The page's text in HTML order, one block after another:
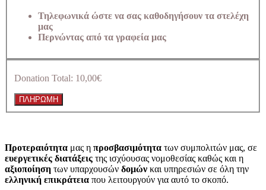
Τηλεφωνικά ώστε να σας καθοδηγήσουν τα στελέχη
μας
Περνώντας από τα γραφεία μας
Donation Total: 10,00€
Προτεραιότητα μας η προσβασιμότητα των συμπολιτών μας, σε
ευεργετικές διατάξεις της ισχύουσας νομοθεσίας καθώς και η
αξιοποίηση των υπαρχουσών δομών και υπηρεσιών σε όλη την
ελληνική επικράτεια που λειτουργούν για αυτό το σκοπό.​